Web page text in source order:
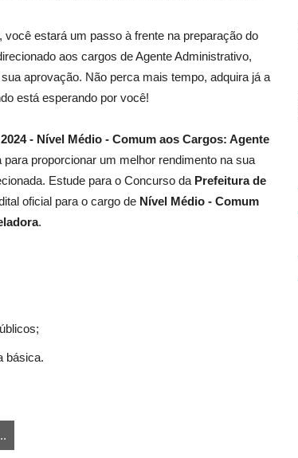
estará um passo à frente na preparação do
aos cargos de Agente Administrativo,
aprovação. Não perca mais tempo, adquira já a
está esperando por você!
- Nível Médio - Comum aos Cargos: Agente
proporcionar um melhor rendimento na sua
Estude para o Concurso da Prefeitura de
oficial para o cargo de Nível Médio - Comum
.
básica.